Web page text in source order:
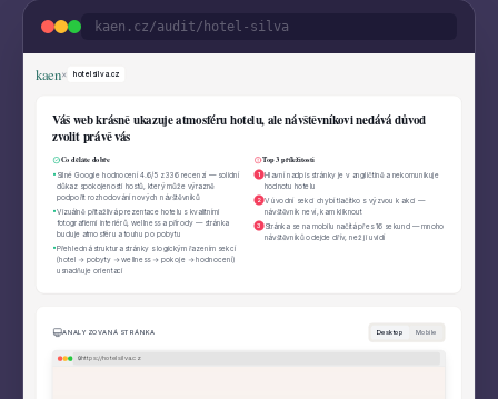
kaen.cz/audit/hotel-silva